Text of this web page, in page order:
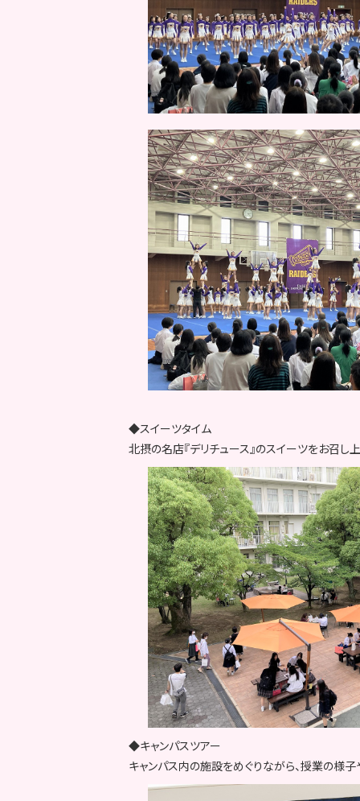
◆スイーツタイム
北摂の名店『デリチュース』のスイーツをお召し
◆キャンパスツアー
キャンパス内の施設をめぐりながら、授業の様